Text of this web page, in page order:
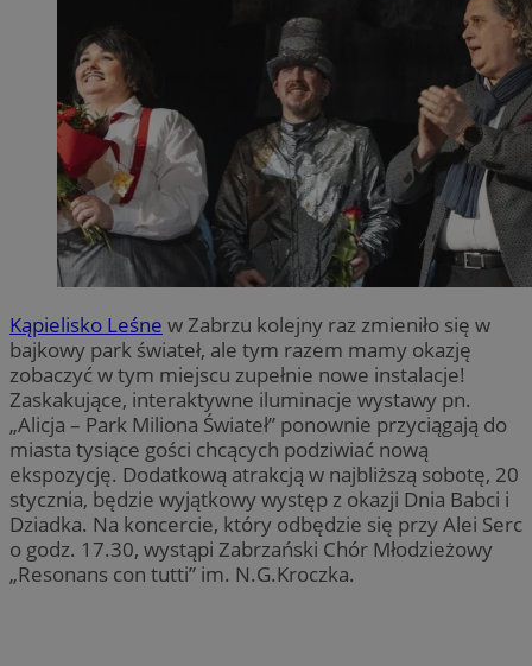
Kąpielisko Leśne w Zabrzu kolejny raz zmieniło się w
bajkowy park świateł, ale tym razem mamy okazję
zobaczyć w tym miejscu zupełnie nowe instalacje!
Zaskakujące, interaktywne iluminacje wystawy pn.
„Alicja – Park Miliona Świateł” ponownie przyciągają do
miasta tysiące gości chcących podziwiać nową
ekspozycję. Dodatkową atrakcją w najbliższą sobotę, 20
stycznia, będzie wyjątkowy występ z okazji Dnia Babci i
Dziadka. Na koncercie, który odbędzie się przy Alei Serc
o godz. 17.30, wystąpi Zabrzański Chór Młodzieżowy
„Resonans con tutti” im. N.G.Kroczka.